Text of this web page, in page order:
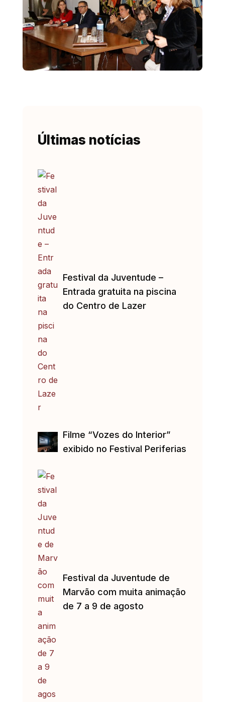
Últimas notícias
Festival da Juventude –
Entrada gratuita na piscina
do Centro de Lazer
Filme “Vozes do Interior”
exibido no Festival Periferias
Festival da Juventude de
Marvão com muita animação
de 7 a 9 de agosto